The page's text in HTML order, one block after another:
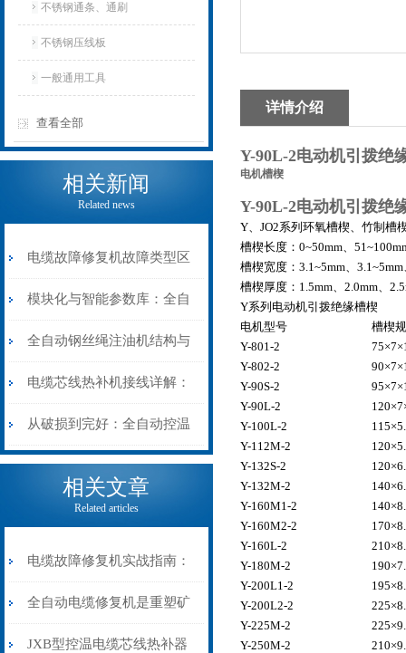
不锈钢通条、通刷
不锈钢压线板
一般通用工具
查看全部
相关新闻
Related news
电缆故障修复机故障类型区
分指南：从“绝缘电
阻”到“波形特征”的精准诊
断逻辑
模块化与智能参数库：全自
动电缆修复机的快速换型逻
辑
全自动钢丝绳注油机结构与
工作原理：揭秘高效润滑的
机械密码
电缆芯线热补机接线详解：
从入门到精通
从破损到完好：全自动控温
电缆热补机的核心价值
相关文章
Related articles
电缆故障修复机实战指南：
从“盲测”到“精确定点”的三
步作业法
全自动电缆修复机是重塑矿
山电力动脉的“智能外科医
JXB型控温电缆芯线热补器
详情介绍
Y-90L-2电动机引拨绝
电机槽楔
Y-90L-2电动机引拨绝
Y、JO2系列环氧槽楔、竹制槽
槽楔长度：0~50mm、
槽楔宽度：3.1~5mm、
槽楔厚度：1.5mm、2.0mm、
Y系列电动机引拨绝缘槽楔
电机型号
槽楔
Y-801-2
Y-802-2
Y-90S-2
Y-90L-2
Y-100L-2
Y-112M-2
Y-132S-2
Y-132M-2
Y-160M1-2
Y-160M2-2
Y-160L-2
Y-180M-2
Y-200L1-2
Y-200L2-2
Y-225M-2
Y-250M-2